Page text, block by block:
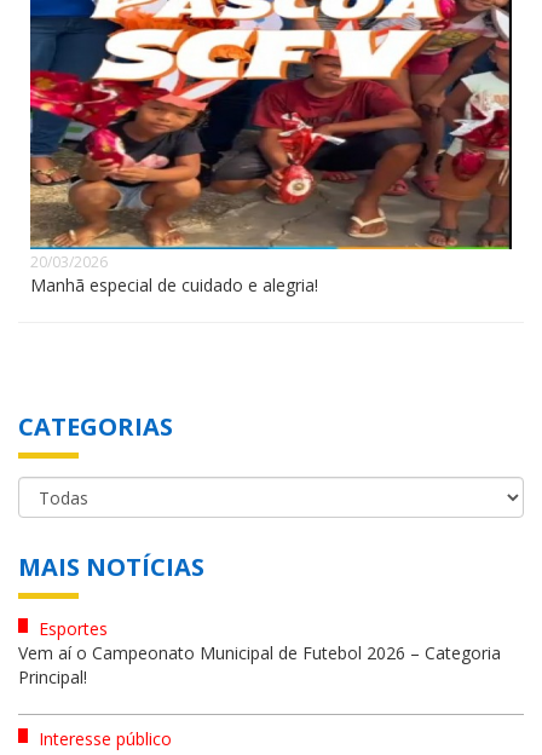
20/03/2026
Manhã especial de cuidado e alegria!
CATEGORIAS
MAIS NOTÍCIAS
Esportes
Vem aí o Campeonato Municipal de Futebol 2026 – Categoria
Principal!
Interesse público